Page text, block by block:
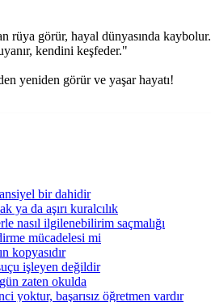
rüya görür, hayal dünyasında kaybolur.
kendini keşfeder."
yeniden görür ve yaşar hayatı!
bir dahidir
ya da aşırı kuralcılık
nasıl ilgilenebilirim saçmalığı
mücadelesi mi
kopyasıdır
işleyen değildir
zaten okulda
yoktur, başarısız öğretmen vardır